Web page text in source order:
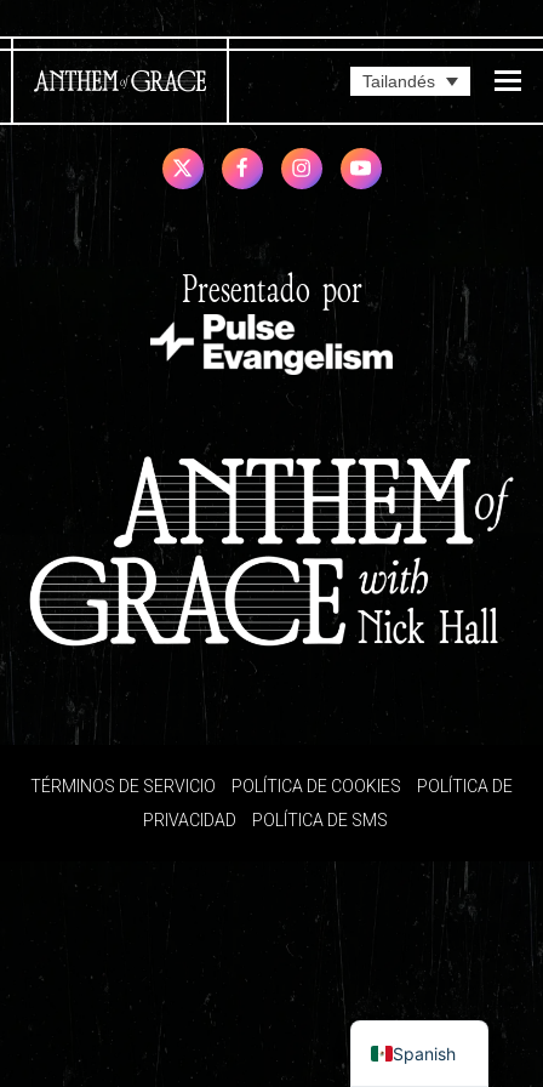
Tailandés
Presentado por
TÉRMINOS DE SERVICIO POLÍTICA DE COOKIES
POLÍTICA DE
PRIVACIDAD
POLÍTICA DE SMS
Spanish
English